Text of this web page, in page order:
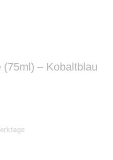
– Kobaltblau